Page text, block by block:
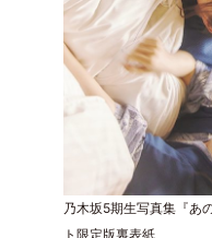
乃木坂5期生写真集『あ
ト限定版裏表紙